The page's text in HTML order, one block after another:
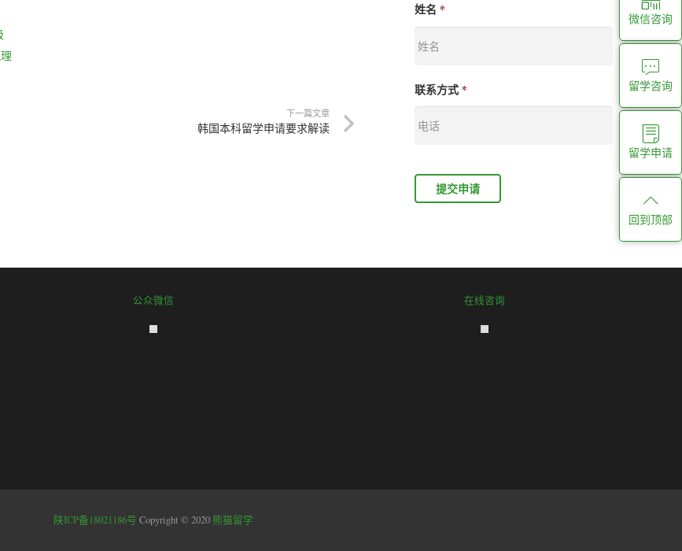
下一篇文章
韩国本科留学申请要求解读
姓名 *
联系方式 *
微信咨询
留学咨询
留学申请
回到顶部
公众微信 在线咨询
陕ICP备18021186号 Copyright © 2020 熊猫留学